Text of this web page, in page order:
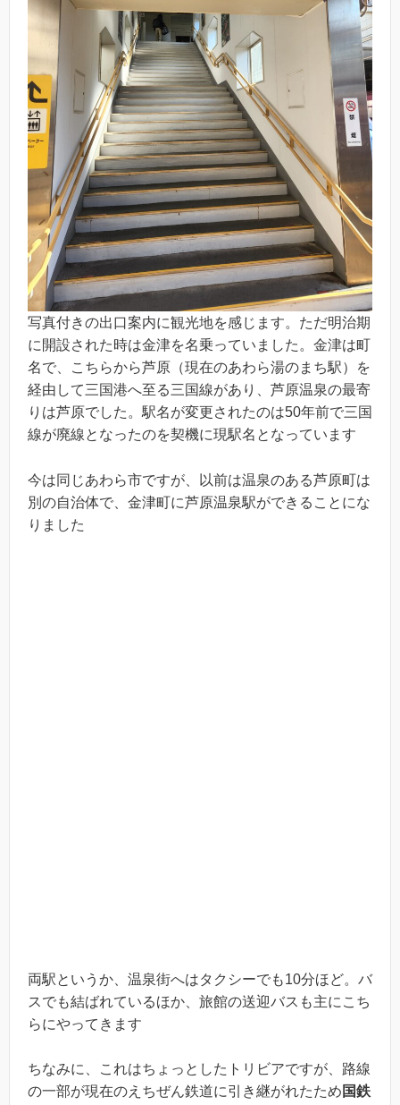
写真付きの出口案内に観光地を感じます。ただ明治期
に開設された時は金津を名乗っていました。金津は町
名で、こちらから芦原（現在のあわら湯のまち駅）を
経由して三国港へ至る三国線があり、芦原温泉の最寄
りは芦原でした。駅名が変更されたのは50年前で三国
線が廃線となったのを契機に現駅名となっています
今は同じあわら市ですが、以前は温泉のある芦原町は
別の自治体で、金津町に芦原温泉駅ができることにな
りました
両駅というか、温泉街へはタクシーでも10分ほど。バ
スでも結ばれているほか、旅館の送迎バスも主にこち
らにやってきます
ちなみに、これはちょっとしたトリビアですが、路線
の一部が現在のえちぜん鉄道に引き継がれたため 国鉄